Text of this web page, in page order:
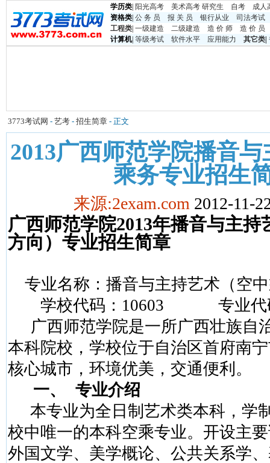
学历类 阳光高考 美术高考 研究生 自考
成人
资格类 公 务 员 报 关 员 银行从业
司法考试
工程类 一级建造 二级建造 造 价 师
造 价 员
计算机| 等级考试 软件水平 应用能力 其它类
3773考试网 - 艺考 - 招生简章 - 正文
2013广西师范学院播音
乘务专业招生
来源:2exam.com 2012-11-
广西师范学院2013年播音与主持
方向）专业招生简章
专业名称：播音与主持艺术（空
学校代码： 10603
专业代
广西师范学院是一所广西壮族自
本科院校，学校位于自治区首府南
核心城市，环境优美，交通便利。
一、
专业介绍
本专业为全日制艺术类本科，学
校中唯一的本科空乘专业。开设主
外国文学、美学概论、公共关系学